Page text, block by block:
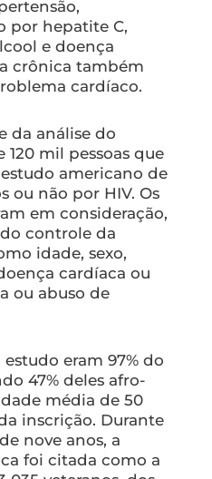
por hepatite C,
e doença
crônica também
cardíaco.
da análise do
mil pessoas que
americano de
ou não por HIV. Os
em consideração,
controle da
idade, sexo,
cardíaca ou
ou abuso de
eram 97% do
47% deles afro-
média de 50
inscrição. Durante
nove anos, a
foi citada como a